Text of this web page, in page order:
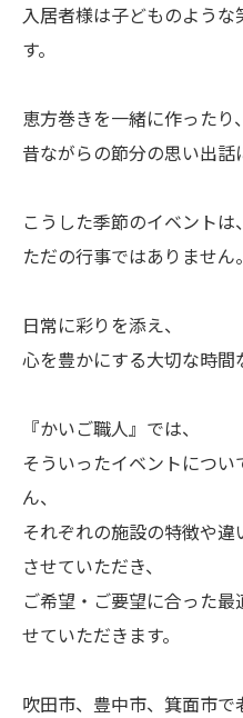
入居者様は子どものよう
す。
恵方巻きを一緒に作ったり、
昔ながらの節分の思い出話
こうした季節のイベントは、
ただの行事ではありません。
日常に彩りを添え、
心を豊かにする大切な時間
『かいご職人』では、
そういったイベントにつ
ん、
それぞれの施設の特徴や
させていただき、
ご希望・ご要望に合った
せていただきます。
吹田市、豊中市、箕面市